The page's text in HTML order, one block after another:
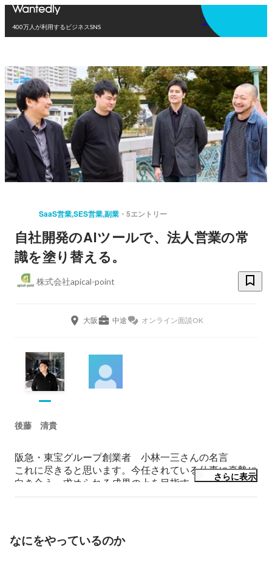
400万人が利用するビジネスSNS
アプリを使う
SaaS営業,SES営業,副業 5エントリー
自社開発のAIツールで、法人営業の常
識を塗り替える。
株式会社apical-point
大阪 中途 オンライン面談OK
後藤 清貴
阪急・東宝グループ創業者　小林一三さんの名言
これに尽きると思います。今任されている仕事に真摯に
向き合う。求められる成果の上を目指す。
それでも評価されない、報われない事もある。そんな時
さらに表示
なにをやっているのか